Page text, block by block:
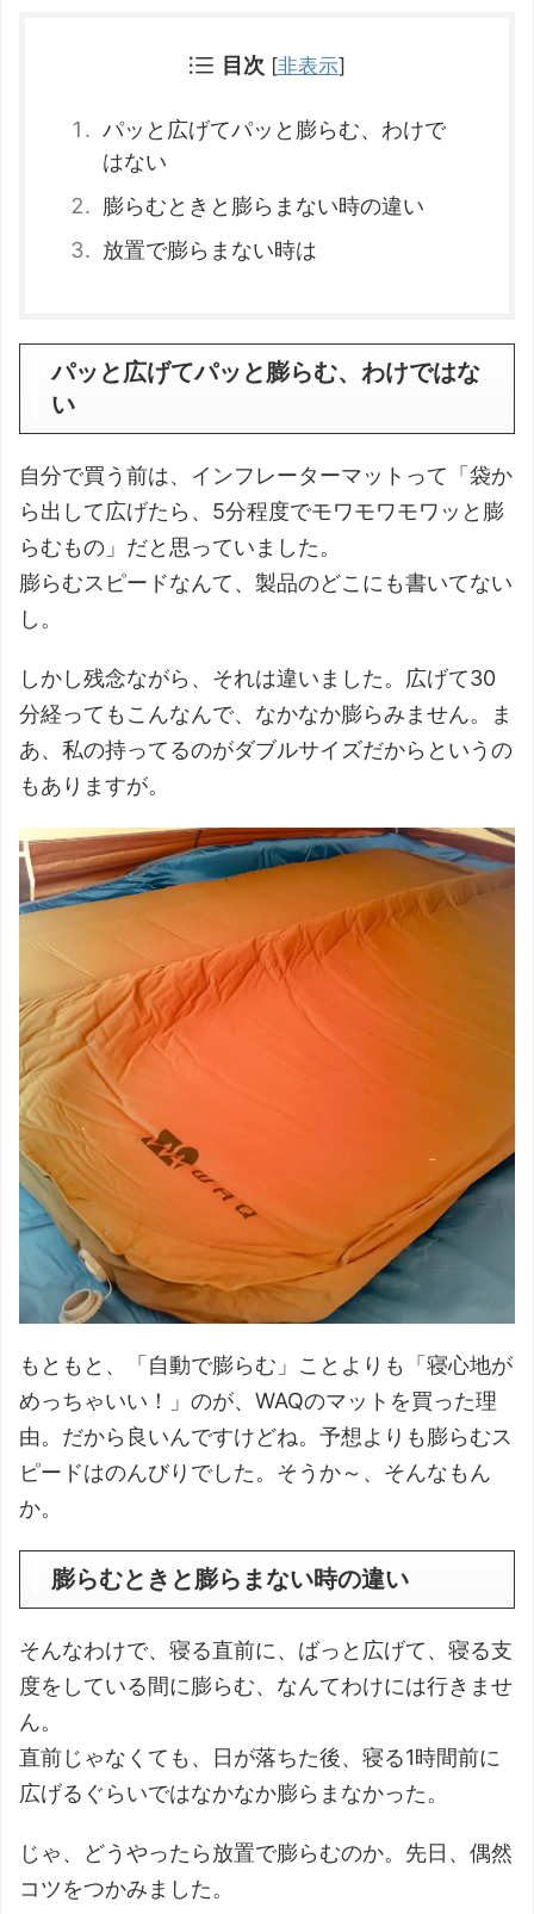
目次 [非表示]
パッと広げてパッと膨らむ、わけで
はない
膨らむときと膨らまない時の違い
放置で膨らまない時は
パッと広げてパッと膨らむ、わけではな
い
自分で買う前は、インフレーターマットって「袋か
ら出して広げたら、5分程度でモワモワモワッと膨
らむもの」だと思っていました。
膨らむスピードなんて、製品のどこにも書いてない
し。
しかし残念ながら、それは違いました。広げて30
分経ってもこんなんで、なかなか膨らみません。ま
あ、私の持ってるのがダブルサイズだからというの
もありますが。
もともと、「自動で膨らむ」ことよりも「寝心地が
めっちゃいい！」のが、WAQのマットを買った理
由。だから良いんですけどね。予想よりも膨らむス
ピードはのんびりでした。そうか～、そんなもん
か。
膨らむときと膨らまない時の違い
そんなわけで、寝る直前に、ばっと広げて、寝る支
度をしている間に膨らむ、なんてわけには行きませ
ん。
直前じゃなくても、日が落ちた後、寝る1時間前に
広げるぐらいではなかなか膨らまなかった。
じゃ、どうやったら放置で膨らむのか。先日、偶然
コツをつかみました。